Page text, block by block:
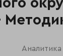
Аналитика